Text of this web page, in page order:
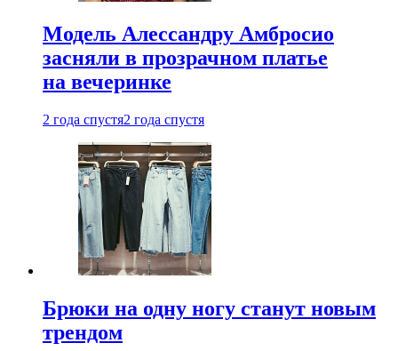
Модель Алессандру Амбросио
засняли в прозрачном платье
на вечеринке
2 года спустя2 года спустя
Брюки на одну ногу станут новым
трендом